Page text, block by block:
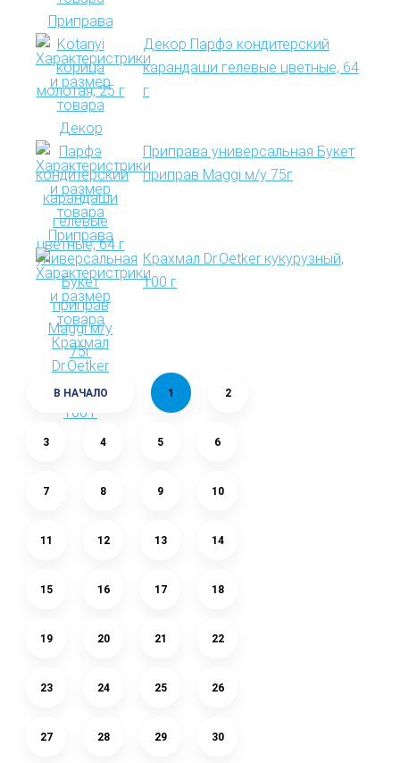
Декор Парфэ кондитерский
карандаши гелевые цветные, 64
г
Приправа универсальная Букет
приправ Maggi м/у 75г
Крахмал Dr.Oetker кукурузный,
100 г
В НАЧАЛО 1 2
3 4 5 6
7 8 9 10
11 12 13 14
15 16 17 18
19 20 21 22
23 24 25 26
27 28 29 30